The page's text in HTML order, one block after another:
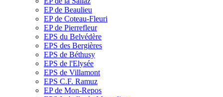
EP de Beaulieu
EP de Coteau-Fleuri
EP de Pierrefleur
EPS du Belvédère
EPS des Bergières
EPS de Béthusy
EPS de l'Elysée
EPS de Villamont
EPS C.F. Ramuz
EP de Mon-Repos